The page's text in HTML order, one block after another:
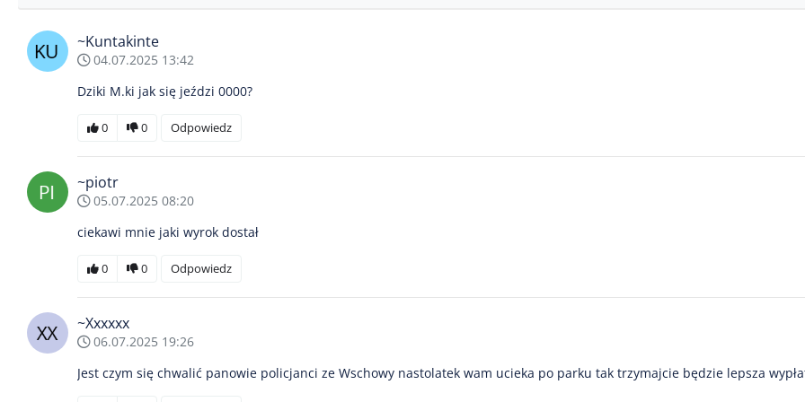
~Kuntakinte
04.07.2025 13:42
Dziki M.ki jak się jeździ 0000?
0 0 Odpowiedz
~piotr
05.07.2025 08:20
ciekawi mnie jaki wyrok dostał
0 0 Odpowiedz
~Xxxxxx
06.07.2025 19:26
Jest czym się chwalić panowie policjanci ze Wschowy nastolatek wam ucieka po parku tak trzymajcie będzie lepsza